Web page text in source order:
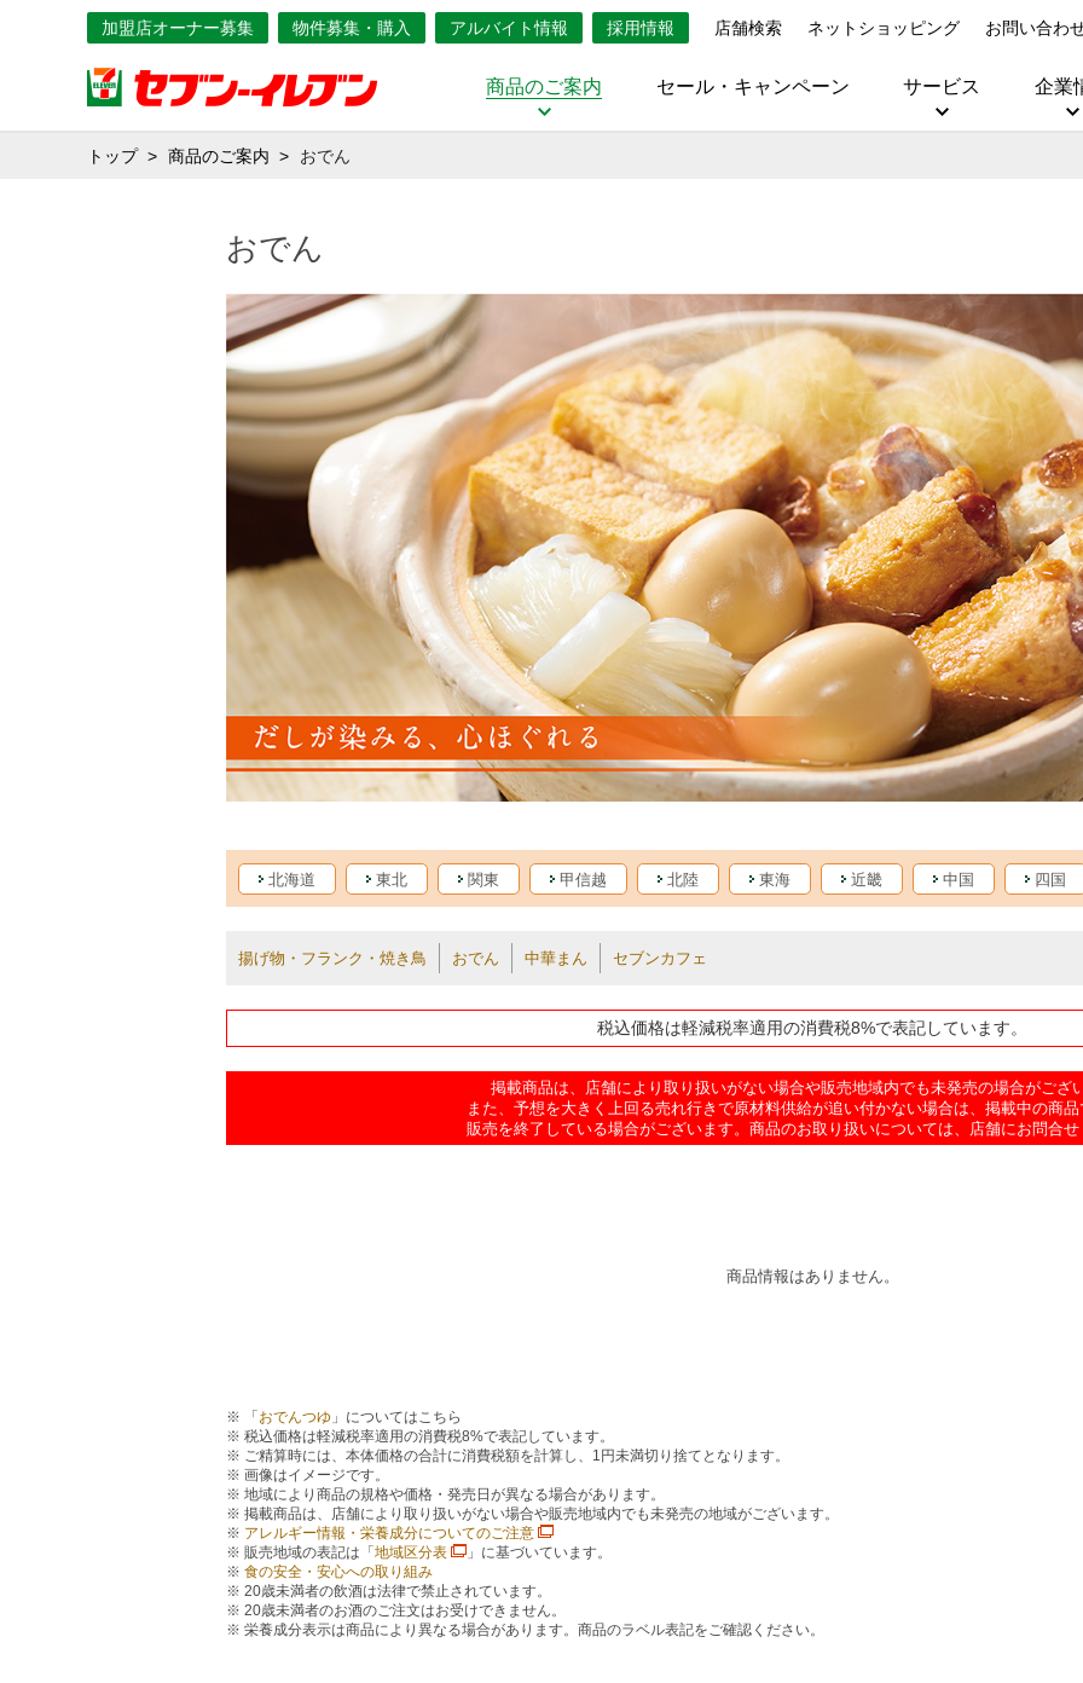
加盟店オーナー募集 物件募集・購入 アルバイト情報 採用情報 店舗検索 ネットショッピング お問い合わ
商品のご案内 セール・キャンペーン サービス 企業
トップ 商品のご案内 おでん
おでん
北海道 東北 関東 甲信越 北陸 東海 近畿 中国 四国
揚げ物・フランク・焼き鳥 おでん 中華まん セブンカフェ
税込価格は軽減税率適用の消費税8%で表記しています。
掲載商品は、店舗により取り扱いがない場合や販売地域内でも未発売の場合がござい
また、予想を大きく上回る売れ行きで原材料供給が追い付かない場合は、掲載中の商品
販売を終了している場合がございます。商品のお取り扱いについては、店舗にお問合せ
商品情報はありません。
「 おでんつゆ 」についてはこちら
税込価格は軽減税率適用の消費税8%で表記しています。
ご精算時には、本体価格の合計に消費税額を計算し、1円未満切り捨てとなります。
画像はイメージです。
地域により商品の規格や価格・発売日が異なる場合があります。
掲載商品は、店舗により取り扱いがない場合や販売地域内でも未発売の地域がございます。
アレルギー情報・栄養成分についてのご注意
販売地域の表記は「 地域区分表
」に基づいています。
食の安全・安心への取り組み
20歳未満者の飲酒は法律で禁止されています。
20歳未満者のお酒のご注文はお受けできません。
栄養成分表示は商品により異なる場合があります。商品のラベル表記をご確認ください。